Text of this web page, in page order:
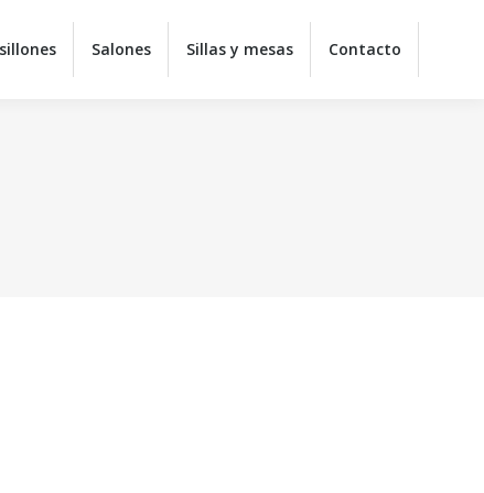
Salones Sillas y mesas Contacto